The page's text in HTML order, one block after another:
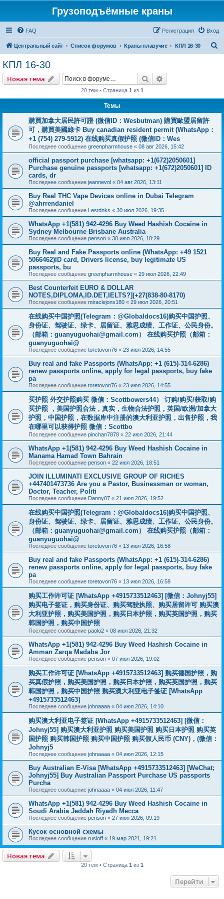
Грузоподъёмные краны
FAQ Вход
Регистрация
Центральный сайт Список форумов Краны плавучие КПЛ 16-30
КПЛ 16-30
Новая тема Поиск
20 тем • Страница 1 из 1
Темы
購買加拿大居民許可證 (微信ID：Wesbutman) 購買歐盟居留許
可，購買美國綠卡 Buy canadian resident permit (WhatsApp：
+1 (754) 279-5912) 在线购买真假护照 (微信ID：Wes
Последнее сообщение greenpharmhouse « 08 авг 2026, 15:42
official passport purchase [whatsapp: +1(672)2050601]
Purchase genuine passports [whatsapp: +1(672)2050601] ID
cards, dr
Последнее сообщение jeannevol « 04 авг 2026, 13:11
Buy Real THC Vape Devices online in Dubai Telegram
@ahrrendaniel
Последнее сообщение Lestdnks « 30 июл 2026, 19:35
WhatsApp +1(581) 942-4296 Buy Weed Hashish Cocaine in
Sydney Melbourne Brisbane Australia
Последнее сообщение penson « 30 июл 2026, 18:29
Buy Real and Fake Passports online (WhatsApp: +49 1521
5066462)ID card, Drivers license, buy legitimate US
passports, bu
Последнее сообщение greenpharmhouse « 29 июл 2026, 22:49
Best Counterfeit EURO & DOLLAR
NOTES,DIPLOMA,ID.DET,IELTS?](+27(838-80-8170)
Последнее сообщение miraclejons180 « 29 июл 2026, 20:51
在线购买中国护照(Telegram：@Globaldocs16)购买中国护照、
身份证、驾驶证、绿卡、居留证、雅思成绩、工作证、公民身份。
（邮箱： guanyuguohai@gmail.com ） 在线购买护照（邮箱：
guanyuguohai@
Последнее сообщение toretovon76 « 23 июл 2026, 14:55
Buy real and fake Passports (WhatsApp: +1 (615)-314-6286)
renew passports online, apply for legal passports, buy fake
pa
Последнее сообщение toretovon76 « 23 июл 2026, 14:55
买护照 外交护照购买 微信：Scottbowers44） 订购/购买/获取/购
买护照 ，美国护照合法，真实，生物合法护照，英国/欧洲/加拿大
护照，中国护照，在数据库中注册的澳大利亚护照，出售护照，我
在哪里可以获得护照 微信：Scottbo
Последнее сообщение pinchan7878 « 22 июл 2026, 21:44
WhatsApp +1(581) 942-4296 Buy Weed Hashish Cocaine in
Manama Hamad Town Bahrain
Последнее сообщение penson « 22 июл 2026, 18:51
JOIN ILLUMINATI EXCLUSIVE GROUP OF RICHES
+447401473736 Are you a Pastor, Businessman or woman,
Doctor, Teacher, Politi
Последнее сообщение Danny07 « 21 июл 2026, 19:52
在线购买中国护照(Telegram：@Globaldocs16)购买中国护照、
身份证、驾驶证、绿卡、居留证、雅思成绩、工作证、公民身份。
（邮箱： guanyuguohai@gmail.com ） 在线购买护照（邮箱：
guanyuguohai@
Последнее сообщение toretovon76 « 13 июл 2026, 16:58
Buy real and fake Passports (WhatsApp: +1 (615)-314-6286)
renew passports online, apply for legal passports, buy fake
pa
Последнее сообщение toretovon76 « 13 июл 2026, 16:58
购买工作许可证 [WhatsApp +4915733512463] [微信：Johnyj55]
购买电子签证，购买身份证、购买驾驶执照、购买居留许可 购买澳
大利亚护照，购买美国护照，购买日本护照，购买英国护照，购买
韩国护照，购买中国护照
Последнее сообщение paolo2 « 08 июл 2026, 21:32
WhatsApp +1(581) 942-4296 Buy Weed Hashish Cocaine in
Amman Zarqa Madaba Jor
Последнее сообщение penson « 07 июл 2026, 19:02
购买工作许可证 [WhatsApp +4915733512463] 购买德国护照，购
买真假护照，购买美国护照，购买日本护照，购买英国护照，购买
韩国护照，购买中国护照 购买澳大利亚电子签证 [WhatsApp
+4915733512463]
Последнее сообщение johnaaaa « 04 июл 2026, 14:10
购买澳大利亚电子签证 [WhatsApp +4915733512463] [微信：
Johnyj55] 购买澳大利亚护照 购买美国护照 购买日本护照 购买英
国护照 购买韩国护照 购买中国护照 购买假人民币 (CNY)，(微信：
Johnyj5
Последнее сообщение johnaaaa « 04 июл 2026, 12:15
Buy Australian E-Visa [WhatsApp +4915733512463] [WeChat;
Johnyj55] Buy Australian Passport Purchase US passports
Purcha
Последнее сообщение johnaaaa « 04 июл 2026, 11:47
WhatsApp +1(581) 942-4296 Buy Weed Hashish Cocaine in
Soudi Arabia Jeddah Riyadh Mecca
Последнее сообщение penson « 27 июн 2026, 09:19
Кусок основной схемы
Последнее сообщение rusloff « 19 мар 2021, 19:21
Новая тема
20 тем • Страница 1 из 1
Перейти